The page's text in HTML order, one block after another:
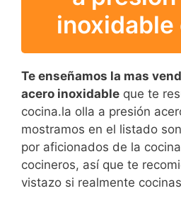
Te enseñamos la mas
acero inoxidable que te
cocina.la olla a presión
mostramos en el listado
por aficionados de la
cocineros, así que te
vistazo si realmente